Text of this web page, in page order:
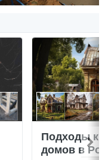
Подходы к
домов в